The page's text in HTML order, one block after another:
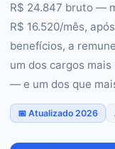
R$ 24.847 bruto —
R$ 16.520/mês,
benefícios, a
um dos cargos
— e um dos que
📅 Atualizado 2026